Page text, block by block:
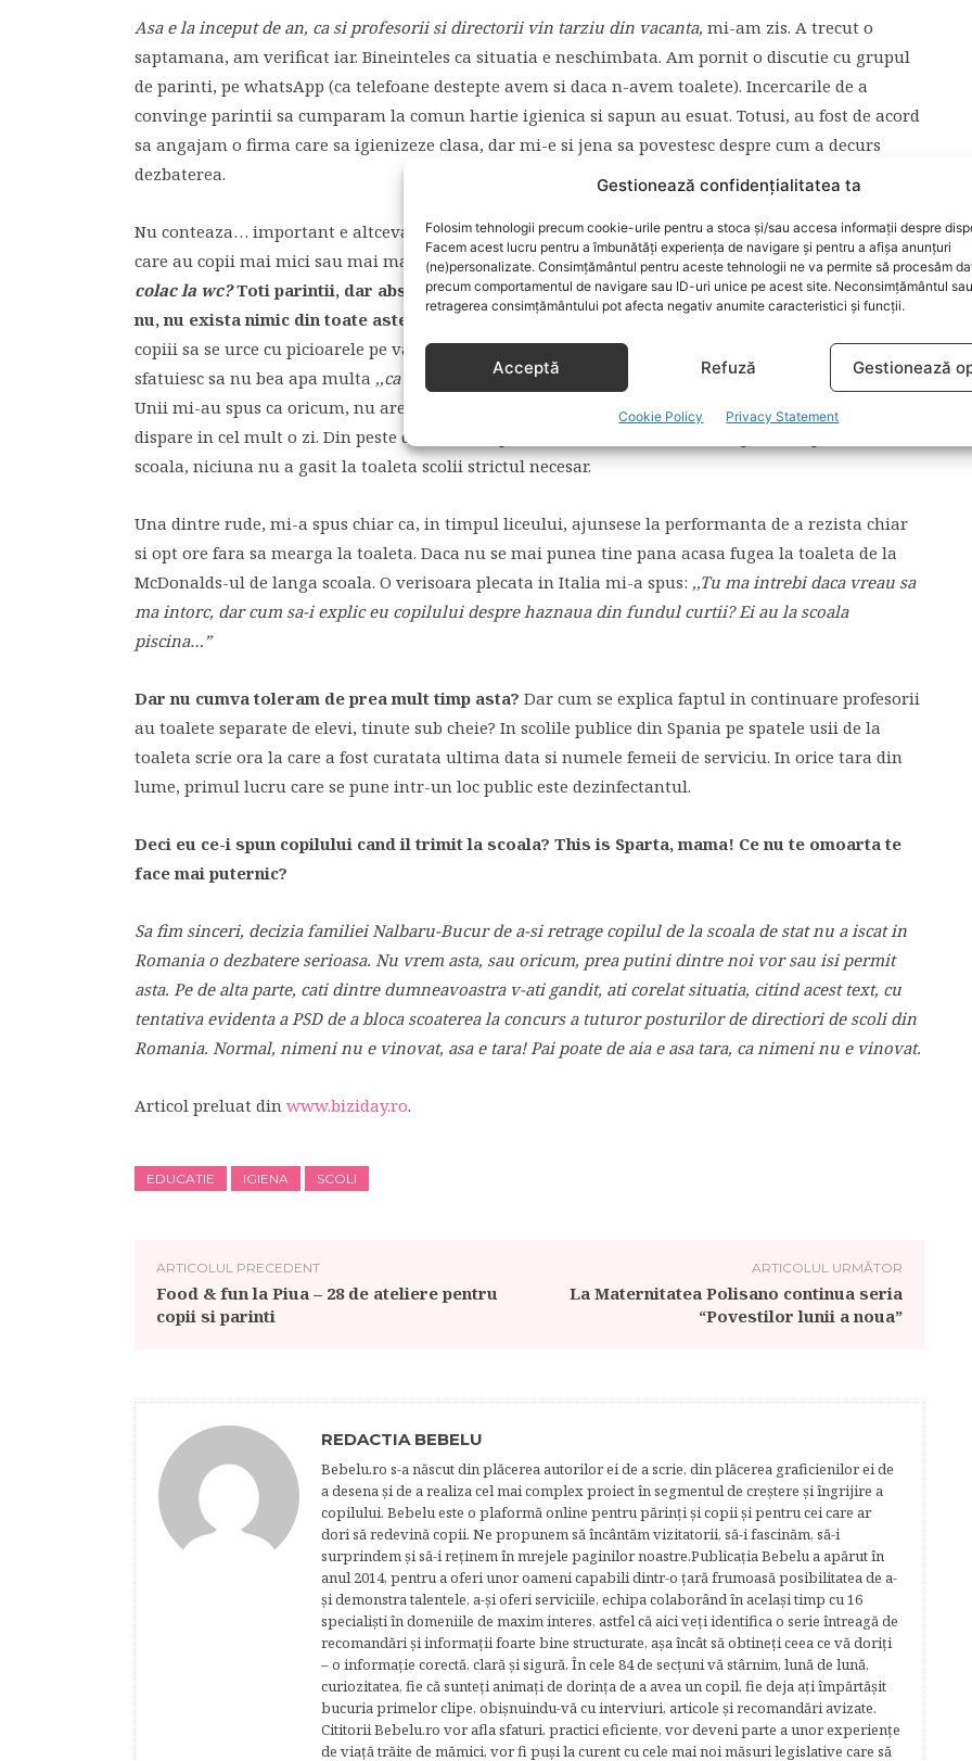
Gestionează confidențialitatea ta
Folosim tehnologii precum cookie-urile pentru a stoca și/sau accesa informații despre
Facem acest lucru pentru a îmbunătăți experiența de navigare și pentru a afișa anunțuri
(ne)personalizate. Consimțământul pentru aceste tehnologii ne va permite să procesăm
precum comportamentul de navigare sau ID-uri unice pe acest site. Neconsimțământul sau
retragerea consimțământului pot afecta negativ anumite caracteristici și funcții.
Acceptă Refuză Gestionează
Cookie Policy Privacy Statement
Asa e la inceput de an, ca si profesorii si directorii vin tarziu din vacanta, mi-am zis. A trecut o
saptamana, am verificat iar. Bineinteles ca situatia e neschimbata. Am pornit o discutie cu grupul
de parinti, pe whatsApp (ca telefoane destepte avem si daca n-avem toalete). Incercarile de a
convinge parintii sa cumparam la comun hartie igienica si sapun au esuat. Totusi, au fost de acord
sa angajam o firma care sa igienizeze clasa, dar mi-e si jena sa povestesc despre cum a decurs
dezbaterea.
Nu conteaza… important e altceva… Mi-am luat la rand cunostintele, rudele, prietenii, pe toti cei
care au copii mai mici sau mai mari:Aveti sapun la baie, la scoala? Aveti hartie igienica? Dar
colac la wc?Toti parintii, dar absolut toti, din Berceni si pana la Piata Victoriei, mi-au spus ca
nu, nu exista nimic din toate astea si nici n-au existat vreodata.
Unii mi-au spus ca-si invata
copiii sa se urce cu picioarele pe vasul de wc, ca sa evite riscul bolilor si infectiilor, altii ca-i
sfatuiesc sa nu bea apa multa ,,ca sa nu-ti vina sa te duci”
, altii ca le dau dezinfectati cu gel la ei.
Unii mi-au spus ca oricum, nu are rost sa cumperi sapun si hartie igienica la scoala pentru ca
dispare in cel mult o zi. Din peste douazeci de persoane cu care am vorbit in prima saptamana de
scoala, niciuna nu a gasit la toaleta scolii strictul necesar.
Una dintre rude, mi-a spus chiar ca, in timpul liceului, ajunsese la performanta de a rezista chiar
si opt ore fara sa mearga la toaleta. Daca nu se mai punea tine pana acasa fugea la toaleta de la
McDonalds-ul de langa scoala. O verisoara plecata in Italia mi-a spus: ,,Tu ma intrebi daca vreau sa
ma intorc, dar cum sa-i explic eu copilului despre haznaua din fundul curtii? Ei au la scoala
piscina…”
Dar nu cumva toleram de prea mult timp asta? Dar cum se explica faptul in continuare profesorii
au toalete separate de elevi, tinute sub cheie? In scolile publice din Spania pe spatele usii de la
toaleta scrie ora la care a fost curatata ultima data si numele femeii de serviciu. In orice tara din
lume, primul lucru care se pune intr-un loc public este dezinfectantul.
Deci eu ce-i spun copilului cand il trimit la scoala? This is Sparta, mama! Ce nu te omoarta te
face mai puternic?
Sa fim sinceri, decizia familiei Nalbaru-Bucur de a-si retrage copilul de la scoala de stat nu a iscat in
Romania o dezbatere serioasa. Nu vrem asta, sau oricum, prea putini dintre noi vor sau isi permit
asta. Pe de alta parte, cati dintre dumneavoastra v-ati gandit, ati corelat situatia, citind acest text, cu
tentativa evidenta a PSD de a bloca scoaterea la concurs a tuturor posturilor de directiori de scoli din
Romania. Normal, nimeni nu e vinovat, asa e tara! Pai poate de aia e asa tara, ca nimeni nu e vinovat.
Articol preluat din www.biziday.ro.
EDUCATIE IGIENA SCOLI
ARTICOLUL PRECEDENT
Food & fun la Piua – 28 de ateliere pentru
copii si parinti
ARTICOLUL URMĂTOR
La Maternitatea Polisano continua seria
“Povestilor lunii a noua”
REDACTIA BEBELU
Bebelu.ro s-a născut din plăcerea autorilor ei de a scrie, din plăcerea graficienilor ei de
a desena şi de a realiza cel mai complex proiect în segmentul de creştere şi îngrijire a
copilului. Bebelu este o plaformă online pentru părinţi şi copii şi pentru cei care ar
dori să redevină copii. Ne propunem să încântăm vizitatorii, să-i fascinăm, să-i
surprindem şi să-i reţinem în mrejele paginilor noastre.​ Publicația Bebelu a apărut în
anul 2014, pentru a oferi unor oameni capabili dintr-o ţară frumoasă posibilitatea de a-
şi demonstra talentele, a-şi oferi serviciile, echipa colaborând în acelaşi timp cu 16
specialişti în domeniile de maxim interes, astfel că aici veţi identifica o serie întreagă de
recomandări şi informaţii foarte bine structurate, aşa încât să obtineţi ceea ce vă doriţi
– o informaţie corectă, clară şi sigură. În cele 84 de secțuni vă stârnim, lună de lună,
curiozitatea, fie că sunteţi animaţi de dorinţa de a avea un copil, fie deja aţi împărtăşit
bucuria primelor clipe, obişnuindu-vă cu interviuri, articole şi recomandări avizate.
Cititorii Bebelu.ro vor afla sfaturi, practici eficiente, vor deveni parte a unor experienţe
de viaţă trăite de mămici, vor fi puşi la curent cu cele mai noi măsuri legislative care să